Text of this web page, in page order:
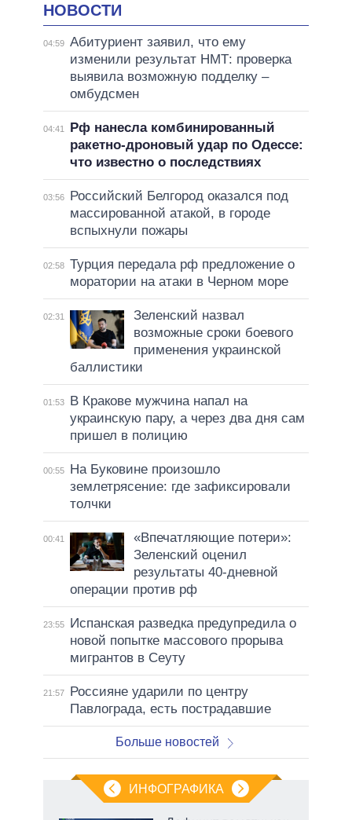
НОВОСТИ
04:59 Абитуриент заявил, что ему
изменили результат НМТ: проверка
выявила возможную подделку –
омбудсмен
04:41
Рф нанесла комбинированный
ракетно-дроновый удар по Одессе:
что известно о последствиях
03:56
Российский Белгород оказался под
массированной атакой, в городе
вспыхнули пожары
02:58 Турция передала рф предложение о
моратории на атаки в Черном море
02:31
Зеленский назвал
возможные сроки боевого
применения украинской
баллистики
01:53
В Кракове мужчина напал на
украинскую пару, а через два дня сам
пришел в полицию
00:55
На Буковине произошло
землетрясение: где зафиксировали
толчки
00:41
«Впечатляющие потери»:
Зеленский оценил
результаты 40-дневной
операции против рф
23:55
Испанская разведка предупредила о
новой попытке массового прорыва
мигрантов в Сеуту
21:57
Россияне ударили по центру
Павлограда, есть пострадавшие
Больше новостей
ИНФОГРАФИКА